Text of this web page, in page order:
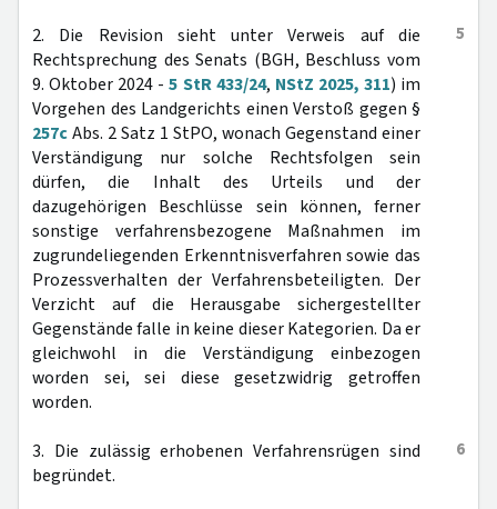
5
2. Die Revision sieht unter Verweis auf die
Rechtsprechung des Senats (BGH, Beschluss vom
9. Oktober 2024 -5 StR 433/24, NStZ 2025, 311) im
Vorgehen des Landgerichts einen Verstoß gegen §
257cAbs. 2 Satz 1 StPO, wonach Gegenstand einer
Verständigung nur solche Rechtsfolgen sein
dürfen, die Inhalt des Urteils und der
dazugehörigen Beschlüsse sein können, ferner
sonstige verfahrensbezogene Maßnahmen im
zugrundeliegenden Erkenntnisverfahren sowie das
Prozessverhalten der Verfahrensbeteiligten. Der
Verzicht auf die Herausgabe sichergestellter
Gegenstände falle in keine dieser Kategorien. Da er
gleichwohl in die Verständigung einbezogen
worden sei, sei diese gesetzwidrig getroffen
worden.
6
3. Die zulässig erhobenen Verfahrensrügen sind
begründet.